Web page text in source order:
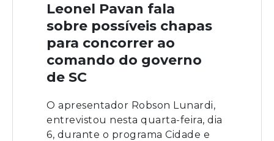
Leonel Pavan fala
sobre possíveis chapas
para concorrer ao
comando do governo
de SC
O apresentador Robson Lunardi,
entrevistou nesta quarta-feira, dia
6, durante o programa Cidade e